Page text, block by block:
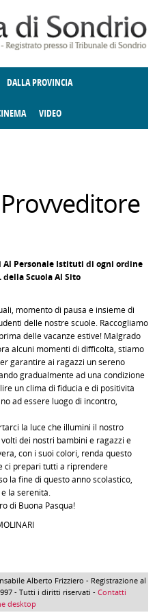
DALLA PROVINCIA
VIDEO
Personale Istituti di ogni ordine
della Scuola Al Sito
momento di pausa e insieme di
delle nostre scuole. Raccogliamo
delle vacanze estive! Malgrado
alcuni momenti di difficoltà, stiamo
garantire ai ragazzi un sereno
gradualmente ad una condizione
un clima di fiducia e di positività
ad essere luogo di incontro,
la luce che illumini il nostro
dei nostri bambini e ragazzi e
con i suoi colori, renda questo
ci prepari tutti a riprendere
la fine di questo anno scolastico,
la serenità.
di Buona Pasqua!
Alberto Frizziero - Registrazione al
- Tutti i diritti riservati - Contatti
desktop